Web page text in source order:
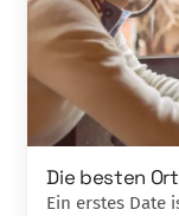
Die besten
Ein erstes Date